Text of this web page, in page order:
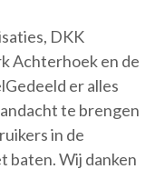
DKK
Achterhoek en de
er alles
te brengen
in de
baten. Wij danken